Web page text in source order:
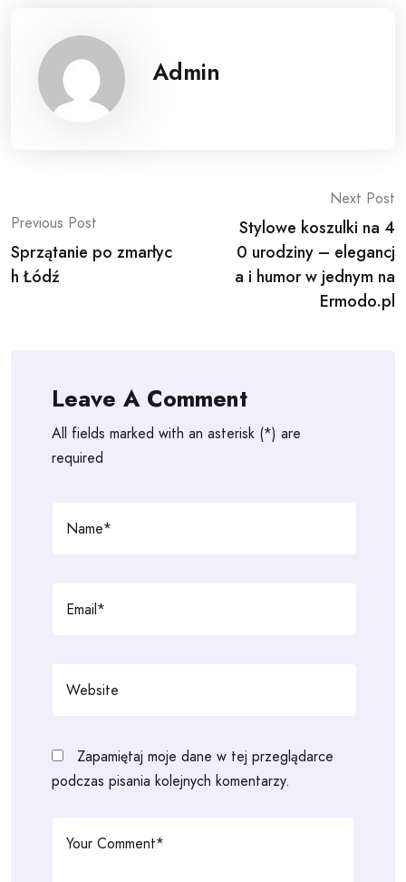
Admin
Post
navigation
Previous Post
Sprzątanie po zmarłyc
h Łódź
Next Post
Stylowe koszulki na 4
0 urodziny – elegancj
a i humor w jednym na
Ermodo.pl
Leave A Comment
All fields marked with an asterisk (*) are
required
Zapamiętaj moje dane w tej przeglądarce
podczas pisania kolejnych komentarzy.